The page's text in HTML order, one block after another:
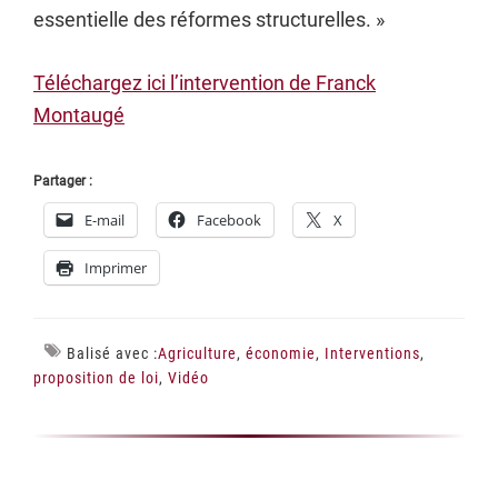
essentielle des réformes structurelles. »
Téléchargez ici l’intervention de Franck
Montaugé
Partager :
E-mail Facebook X
Imprimer
Balisé avec :Agriculture, économie, Interventions,
proposition de loi, Vidéo